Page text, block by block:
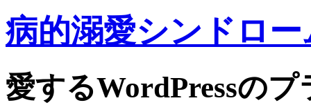
病的溺愛シンドロー
愛するWordPressの